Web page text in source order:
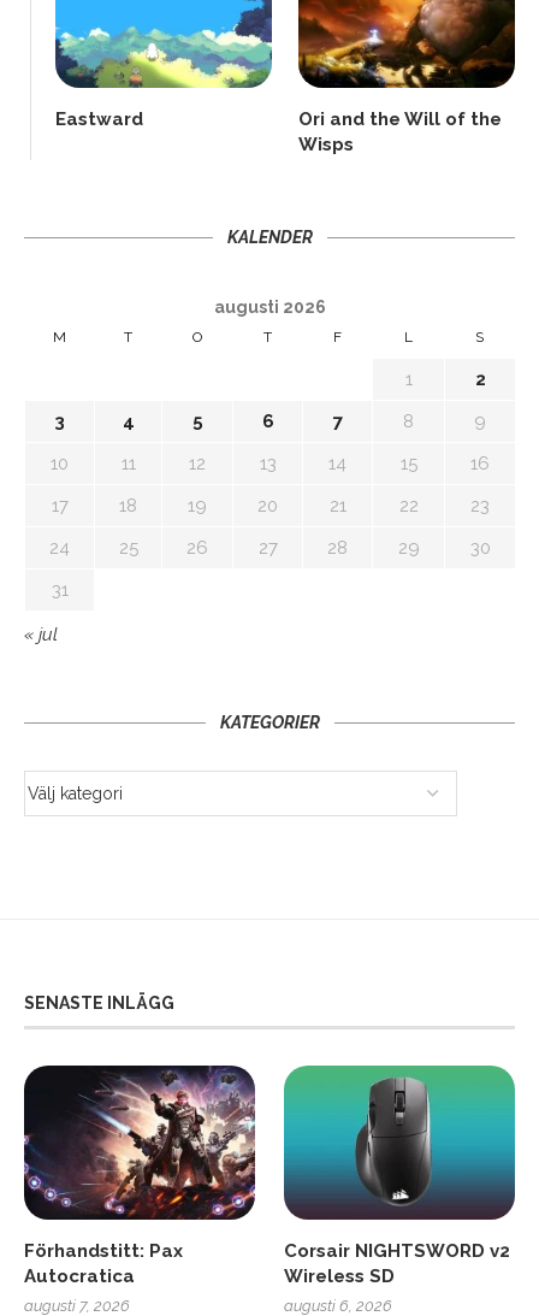
Eastward
Ori and the Will of the
Wisps
KALENDER
augusti 2026
M T O T F L S
1
2
3
4 5 6 7 8
9
10
11 12 13 14 15
16
17
18 19 20 21 22
23
24
25 26 27 28 29
30
31
« jul
KATEGORIER
SENASTE INLÄGG
Förhandstitt: Pax
Autocratica
augusti 7, 2026
Corsair NIGHTSWORD v2
Wireless SD
augusti 6, 2026